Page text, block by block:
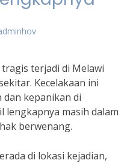
terjadi di Melawi
Kecelakaan ini
kepanikan di
lengkapnya masih dalam
berwenang.
di lokasi kejadian,